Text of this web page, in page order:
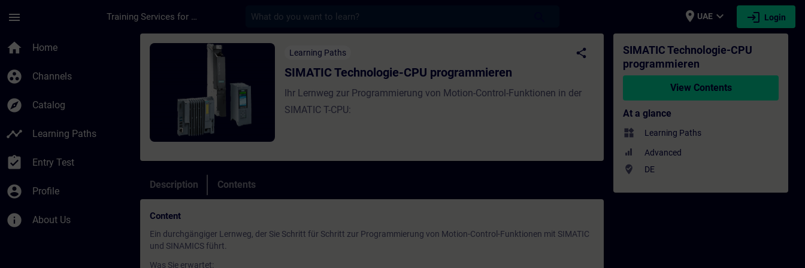
menu Training Services for Digital Industries place UAE expand_more login Login
home Home
group_work Channels
explore Catalog
timeline Learning Paths
assignment_turned_in Entry Test
account_circle Profile
info About Us
Course - SIMATIC Technologie-CPU programmieren - Training - Training - Professional development |
Learning Paths share
SIMATIC Technologie-CPU programmieren
Ihr Lernweg zur Programmierung von Motion-Control-Funktionen in der
SIMATIC T-CPU:
Description Contents
Content
Ein durchgängiger Lernweg, der Sie Schritt für Schritt zur Programmierung von Motion-Control-Funktionen mit SIMATIC
und SINAMICS führt.
Was Sie erwartet:
SIMATIC Technologie-CPU
programmieren
View Contents
At a glance
widgets Learning Paths
Advanced
where_to_vote DE